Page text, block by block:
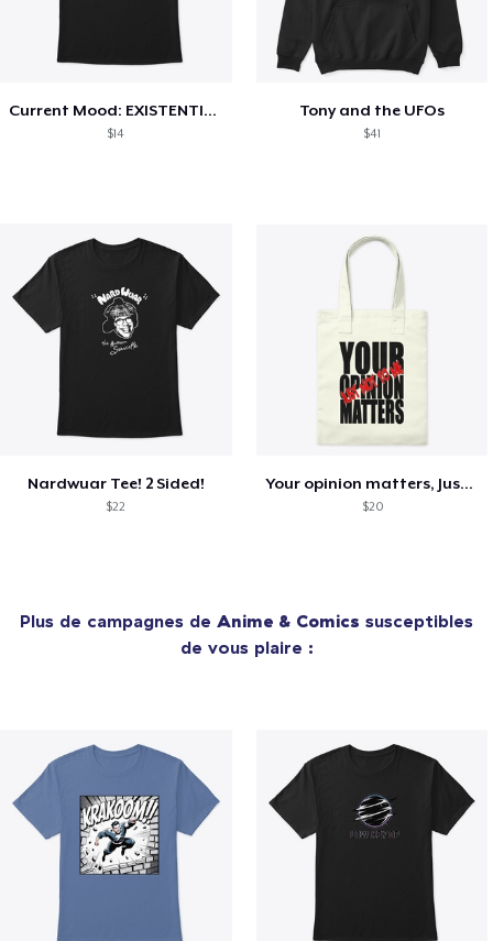
Current Mood: EXISTENTIAL CRISIS
$14
Tony and the UFOs
$41
Nardwuar Tee! 2 Sided!
$22
Your opinion matters, Just not to me!
$20
Plus de campagnes de Anime & Comics susceptibles
de vous plaire :